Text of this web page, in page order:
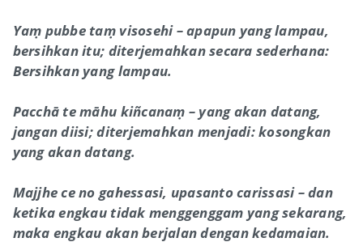
Yaṃ pubbe taṃ visosehi – apapun yang lampau,
bersihkan itu; diterjemahkan secara sederhana:
Bersihkan yang lampau.
Pacchā te māhu kiñcanaṃ – yang akan datang,
jangan diisi; diterjemahkan menjadi: kosongkan
yang akan datang.
Majjhe ce no gahessasi, upasanto carissasi – dan
ketika engkau tidak menggenggam yang sekarang,
maka engkau akan berjalan dengan kedamaian.